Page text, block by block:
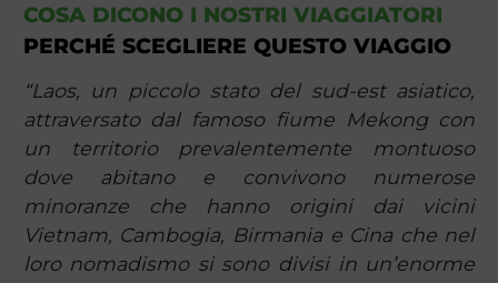
COSA DICONO I NOSTRI VIAGGIATORI
PERCHÉ SCEGLIERE QUESTO VIAGGIO
“Laos, un piccolo stato del sud-est asiatico,
attraversato dal famoso fiume Mekong con
un territorio prevalentemente montuoso
dove abitano e convivono numerose
minoranze che hanno origini dai vicini
Vietnam, Cambogia, Birmania e Cina che nel
loro nomadismo si sono divisi in un’enorme